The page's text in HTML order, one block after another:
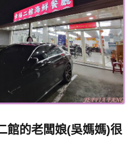
館的老闆娘(吳媽媽)很